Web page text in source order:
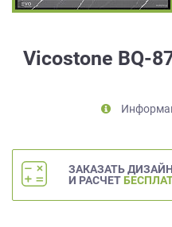
Vicostone BQ-
ЗАКАЗАТЬ ДИЗАЙН
И РАСЧЕТ
на
данных ,
персональных
данных